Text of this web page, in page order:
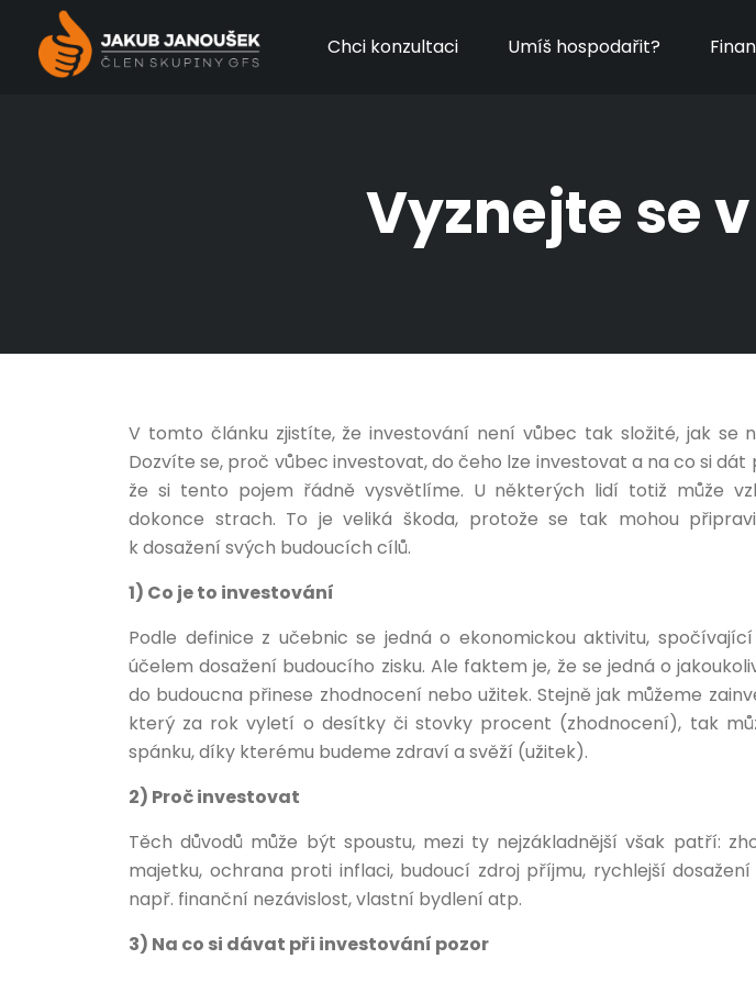
Chci konzultaci Umíš hospodařit?
Vyznejte se
V tomto článku zjistíte, že investování není vůbec tak složité, jak se
Dozvíte se, proč vůbec investovat, do čeho lze investovat a na co si dát
že si tento pojem řádně vysvětlíme. U některých lidí totiž může
dokonce strach. To je veliká škoda, protože se tak mohou
k dosažení svých budoucích cílů.
1) Co je to investování
Podle definice z učebnic se jedná o ekonomickou aktivitu,
účelem dosažení budoucího zisku. Ale faktem je, že se jedná o
do budoucna přinese zhodnocení nebo užitek. Stejně jak můžeme
který za rok vyletí o desítky či stovky procent (zhodnocení), tak
spánku, díky kterému budeme zdraví a svěží (užitek).
2) Proč investovat
Těch důvodů může být spoustu, mezi ty nejzákladnější však patří:
majetku, ochrana proti inflaci, budoucí zdroj příjmu, rychlejší
např. finanční nezávislost, vlastní bydlení atp.
3) Na co si dávat při investování pozor